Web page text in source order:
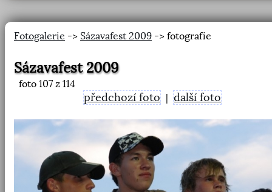
Fotogalerie -> Sázavafest 2009 -> fotografie
Sázavafest 2009
foto 107 z 114
předchozí foto |další foto